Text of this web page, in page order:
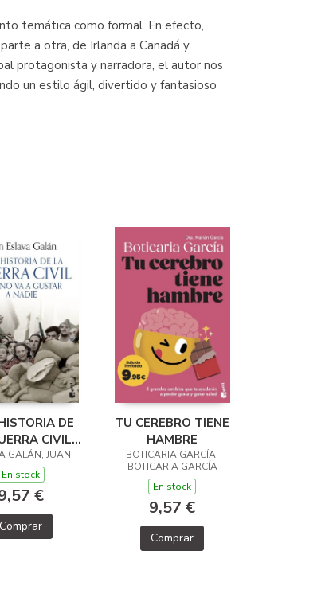
temática como formal. En efecto,
a otra, de Irlanda a Canadá y
protagonista y narradora, el autor nos
un estilo ágil, divertido y fantasioso
DE
CIVIL
NO VA A
A NADIE
GALÁN, JUAN
En stock
€
Comprar
TU CEREBRO TIENE
HAMBRE
BOTICARIA GARCÍA,
BOTICARIA GARCÍA
En stock
9,57 €
Comprar